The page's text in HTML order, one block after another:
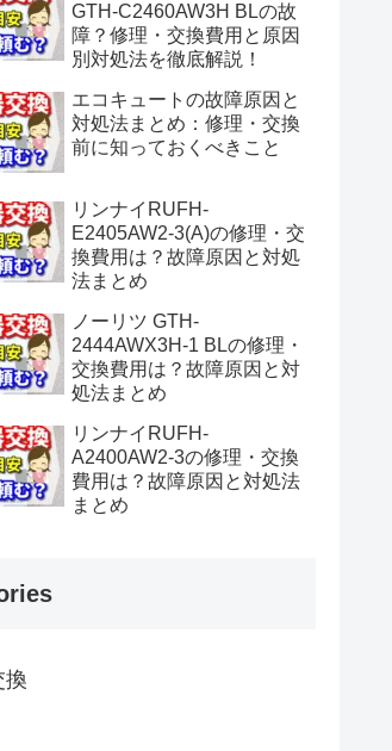
GTH-C2460AW3H BLの故
障？修理・交換費用と原因
別対処法を徹底解説！
エコキュートの故障原因と
対処法まとめ：修理・交換
前に知っておくべきこと
リンナイRUFH-
E2405AW2-3(A)の修理・交
換費用は？故障原因と対処
法まとめ
ノーリツ GTH-
2444AWX3H-1 BLの修理・
交換費用は？故障原因と対
処法まとめ
リンナイRUFH-
A2400AW2-3の修理・交換
費用は？故障原因と対処法
まとめ
換